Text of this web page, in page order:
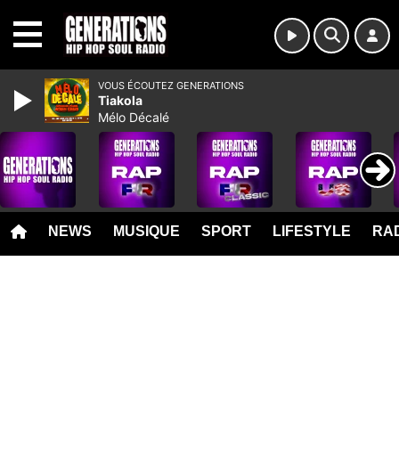
NEWS MUSIQUE SPORT LIFESTYLE
VOUS ÉCOUTEZ GENERATIONS
Tiakola
Mélo Décalé